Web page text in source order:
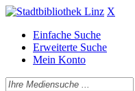
X
Einfache Suche
Erweiterte Suche
Mein Konto